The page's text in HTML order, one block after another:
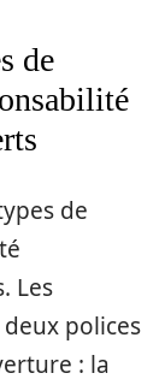
de
de
Les
polices
: la